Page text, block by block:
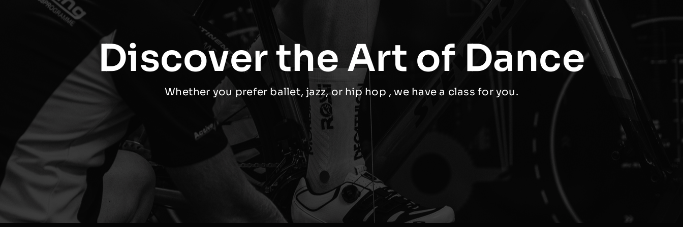
Discover the Art of Dance
Whether you prefer ballet, jazz, or hip hop , we have a class for you.